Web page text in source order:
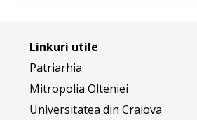
Linkuri utile
Patriarhia
Mitropolia Olteniei
Universitatea din Craiova